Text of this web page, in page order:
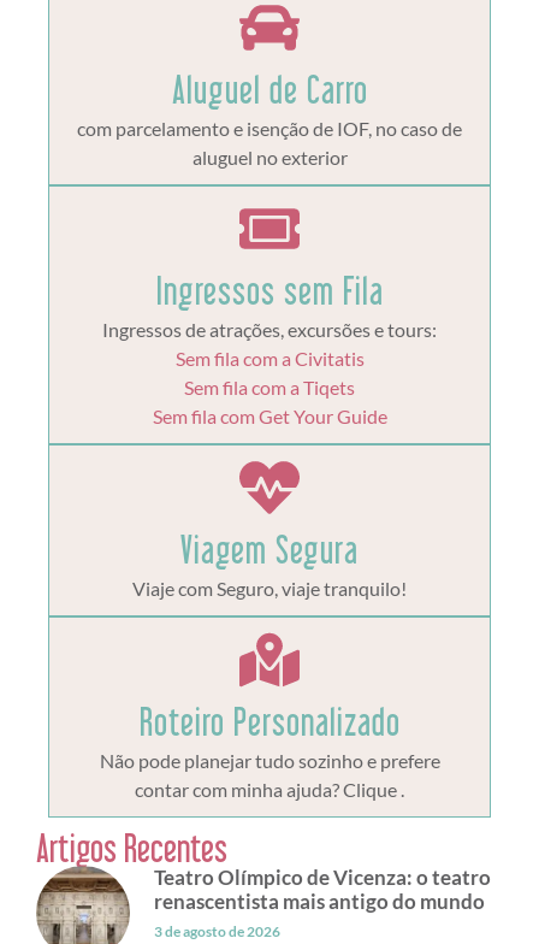
Aluguel de Carro
com parcelamento e isenção de IOF, no caso de
aluguel no exterior
Ingressos sem Fila
Ingressos de atrações, excursões e tours:
Sem fila com a Civitatis
Sem fila com a Tiqets
Sem fila com Get Your Guide
Viagem Segura
Viaje com Seguro, viaje tranquilo!
Roteiro Personalizado
Não pode planejar tudo sozinho e prefere
contar com minha ajuda? Clique .
Artigos Recentes
Teatro Olímpico de Vicenza: o teatro
renascentista mais antigo do mundo
3 de agosto de 2026